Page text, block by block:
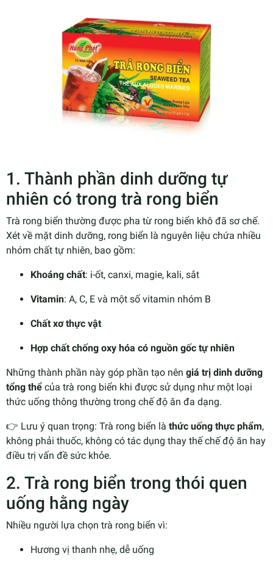
1. Thành phần dinh dưỡng tự
nhiên có trong trà rong biển
Trà rong biển thường được pha từ rong biển khô đã sơ chế.
Xét về mặt dinh dưỡng, rong biển là nguyên liệu chứa nhiều
nhóm chất tự nhiên, bao gồm:
Khoáng chất: i-ốt, canxi, magie, kali, sắt
Vitamin: A, C, E và một số vitamin nhóm B
Chất xơ thực vật
Hợp chất chống oxy hóa có nguồn gốc tự nhiên
Những thành phần này góp phần tạo nên giá trị dinh dưỡng
tổng thể của trà rong biển khi được sử dụng như một loại
thức uống thông thường trong chế độ ăn đa dạng.
👉 Lưu ý quan trọng: Trà rong biển là thức uống thực phẩm,
không phải thuốc, không có tác dụng thay thế chế độ ăn hay
điều trị vấn đề sức khỏe.
2. Trà rong biển trong thói quen
uống hằng ngày
Nhiều người lựa chọn trà rong biển vì:
Hương vị thanh nhẹ, dễ uống